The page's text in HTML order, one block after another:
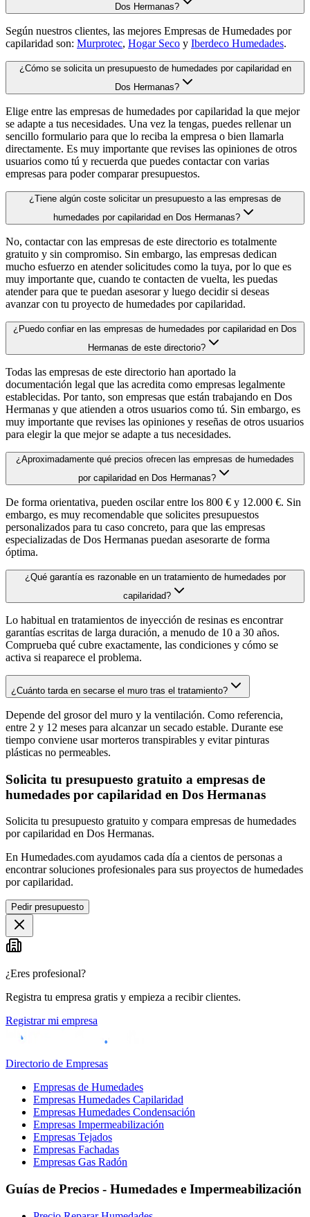
Dos Hermanas?
Según nuestros clientes, las mejores Empresas de Humedades por
capilaridad son: Murprotec, Hogar Seco y Iberdeco Humedades.
¿Cómo se solicita un presupuesto de humedades por capilaridad en
Dos Hermanas?
Elige entre las empresas de humedades por capilaridad la que mejor
se adapte a tus necesidades. Una vez la tengas, puedes rellenar un
sencillo formulario para que lo reciba la empresa o bien llamarla
directamente. Es muy importante que revises las opiniones de otros
usuarios como tú y recuerda que puedes contactar con varias
empresas para poder comparar presupuestos.
¿Tiene algún coste solicitar un presupuesto a las empresas de
humedades por capilaridad en Dos Hermanas?
No, contactar con las empresas de este directorio es totalmente
gratuito y sin compromiso. Sin embargo, las empresas dedican
mucho esfuerzo en atender solicitudes como la tuya, por lo que es
muy importante que, cuando te contacten de vuelta, les puedas
atender para que te puedan asesorar y luego decidir si deseas
avanzar con tu proyecto de humedades por capilaridad.
¿Puedo confiar en las empresas de humedades por capilaridad en Dos
Hermanas de este directorio?
Todas las empresas de este directorio han aportado la
documentación legal que las acredita como empresas legalmente
establecidas. Por tanto, son empresas que están trabajando en Dos
Hermanas y que atienden a otros usuarios como tú. Sin embargo, es
muy importante que revises las opiniones y reseñas de otros usuarios
para elegir la que mejor se adapte a tus necesidades.
¿Aproximadamente qué precios ofrecen las empresas de humedades
por capilaridad en Dos Hermanas?
De forma orientativa, pueden oscilar entre los 800 € y 12.000 €. Sin
embargo, es muy recomendable que solicites presupuestos
personalizados para tu caso concreto, para que las empresas
especializadas de Dos Hermanas puedan asesorarte de forma
óptima.
¿Qué garantía es razonable en un tratamiento de humedades por
capilaridad?
Lo habitual en tratamientos de inyección de resinas es encontrar
garantías escritas de larga duración, a menudo de 10 a 30 años.
Comprueba qué cubre exactamente, las condiciones y cómo se
activa si reaparece el problema.
¿Cuánto tarda en secarse el muro tras el tratamiento?
Depende del grosor del muro y la ventilación. Como referencia,
entre 2 y 12 meses para alcanzar un secado estable. Durante ese
tiempo conviene usar morteros transpirables y evitar pinturas
plásticas no permeables.
Solicita tu presupuesto gratuito a empresas de
humedades por capilaridad en Dos Hermanas
Solicita tu presupuesto gratuito y compara empresas de humedades
por capilaridad en Dos Hermanas.
En Humedades.com ayudamos cada día a cientos de personas a
encontrar soluciones profesionales para sus proyectos de humedades
por capilaridad.
Pedir presupuesto
¿Eres profesional?
Registra tu empresa gratis y empieza a recibir clientes.
Registrar mi empresa
Directorio de Empresas
Empresas de Humedades
Empresas Humedades Capilaridad
Empresas Humedades Condensación
Empresas Impermeabilización
Empresas Tejados
Empresas Fachadas
Empresas Gas Radón
Guías de Precios - Humedades e Impermeabilización